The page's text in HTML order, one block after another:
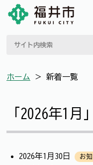
ホーム ＞ 新着一覧
「2026年1
2026年1月30日 お